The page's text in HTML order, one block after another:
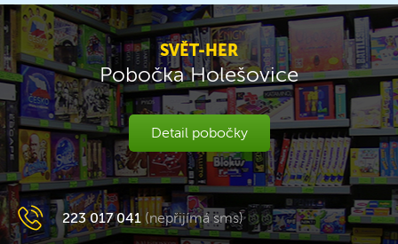
SVĚT-HER
Pobočka Holešovice
Detail pobočky
223 017 041 (nepřijímá sms)